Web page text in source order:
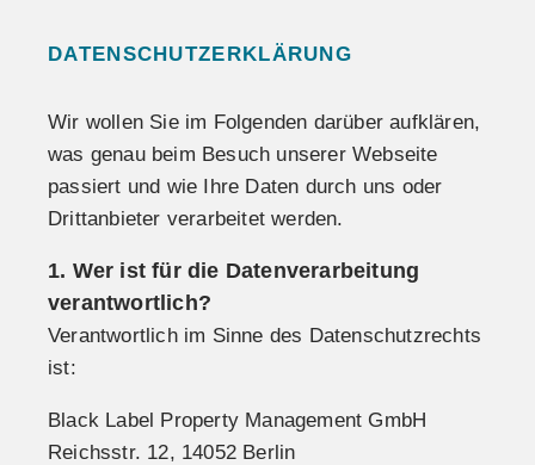
DATENSCHUTZERKLÄRUNG
Wir wollen Sie im Folgenden darüber aufklären,
was genau beim Besuch unserer Webseite
passiert und wie Ihre Daten durch uns oder
Drittanbieter verarbeitet werden.
1. Wer ist für die Datenverarbeitung
verantwortlich?
Verantwortlich im Sinne des Datenschutzrechts
ist:
Black Label Property Management GmbH
Reichsstr. 12, 14052 Berlin